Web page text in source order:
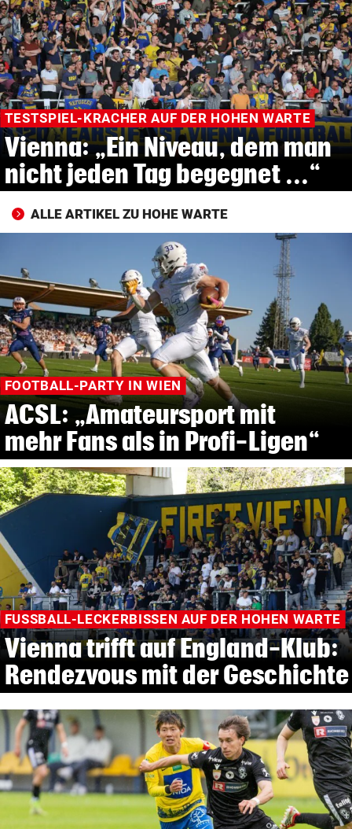
© Krone Multimedia GmbH & Co KG 2026
Muthgasse 2, 1190 Wien
TESTSPIEL-KRACHER AUF DER HOHEN WARTE
Vienna: „Ein Niveau, dem man
nicht jeden Tag begegnet ...“
ALLE ARTIKEL ZU HOHE WARTE
FOOTBALL-PARTY IN WIEN
ACSL: „Amateursport mit
mehr Fans als in Profi-Ligen“
FUSSBALL-LECKERBISSEN AUF DER HOHEN WARTE
Vienna trifft auf England-Klub:
Rendezvous mit der Geschichte